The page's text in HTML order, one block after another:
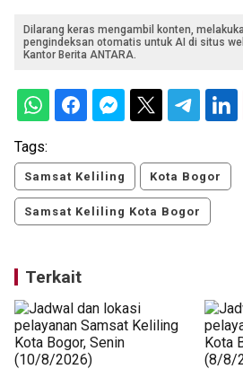
Dilarang keras mengambil konten,
pengindeksan otomatis untuk AI di situs
Kantor Berita ANTARA.
Tags:
Samsat Keliling Kota Bogor
Samsat Keliling Kota Bogor
Terkait